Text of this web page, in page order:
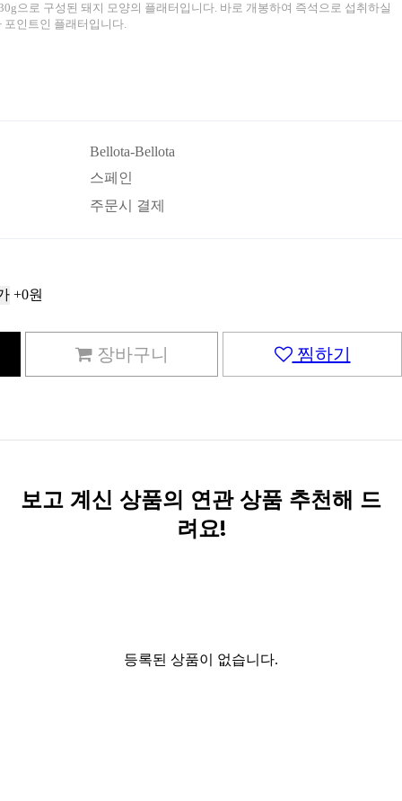
으로 구성된 돼지 모양의 플래터입니다. 바로 개봉하여 즉석으로 섭취하실
인트인 플래터입니다.
Bellota-Bellota
스페인
주문시 결제
+0원
장바구니 찜하기
보고 계신 상품의 연관 상품 추천해 드
려요!
등록된 상품이 없습니다.